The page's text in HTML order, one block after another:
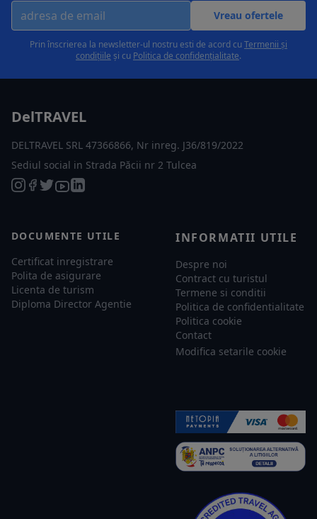
Vreau ofertele
Prin înscrierea la newsletter-ul nostru esti de acord cuTermenii și
condițiile și cu Politica de confidențialitate.
DelTRAVEL
DELTRAVEL SRL 47366866, Nr inreg. J36/819/2022
Sediul social in Strada Păcii nr 2 Tulcea
DOCUMENTE UTILE
Certificat inregistrare
Polita de asigurare
Licenta de turism
Diploma Director Agentie
INFORMATII UTILE
Despre noi
Contract cu turistul
Termene si conditii
Politica de confidentialitate
Politica cookie
Contact
Modifica setarile cookie